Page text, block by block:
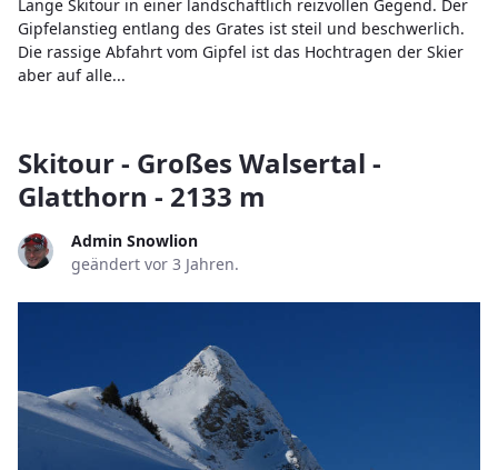
Lange Skitour in einer landschaftlich reizvollen Gegend. Der
Gipfelanstieg entlang des Grates ist steil und beschwerlich.
Die rassige Abfahrt vom Gipfel ist das Hochtragen der Skier
aber auf alle...
Skitour - Großes Walsertal -
Glatthorn - 2133 m
Admin Snowlion
geändert vor 3 Jahren.